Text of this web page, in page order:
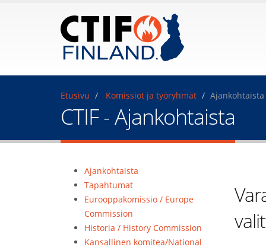
Etusivu Komissiot ja työryhmät Ajankohtaista
CTIF - Ajankohtaista
Ajankohtaista
Tapahtumat
Eurooppakomissio / Europe
Commission
Historia / History Commission
Kansallinen komitea/National